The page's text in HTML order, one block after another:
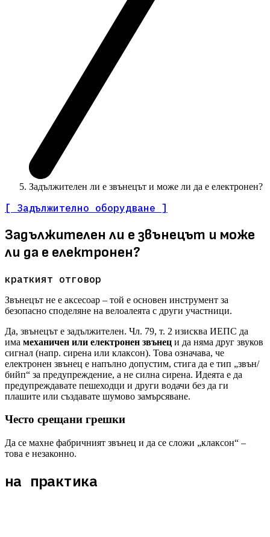
Задължителен ли е звънецът и може ли да е електронен?
[ Задължително оборудване ]
Задължителен ли е звънецът и може
ли да е електронен?
краткият отговор
Звънецът не е аксесоар – той е основен инструмент за
безопасно споделяне на велоалеята с други участници.
Да, звънецът е задължителен. Чл. 79, т. 2 изисква ИЕПС да
има механичен или електронен звънец и да няма друг звуков
сигнал (напр. сирена или клаксон). Това означава, че
електронен звънец е напълно допустим, стига да е тип „звън/
бийп“ за предупреждение, а не силна сирена. Идеята е да
предупреждавате пешеходци и други водачи без да ги
плашите или създавате шумово замърсяване.
Често срещани грешки
Да се махне фабричният звънец и да се сложи „клаксон“ –
това е незаконно.
на практика